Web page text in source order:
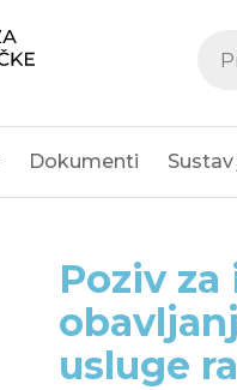
Dokumenti
Poziv
usluge